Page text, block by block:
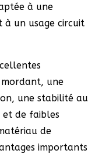
à une
à un usage circuit
une
une stabilité au
de faibles
de
importants